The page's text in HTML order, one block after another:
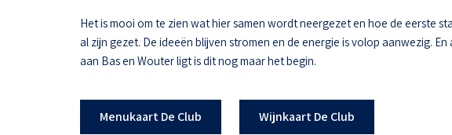
Het is mooi om te zien wat hier samen wordt neergezet en hoe de eerste
al zijn gezet. De ideeën blijven stromen en de energie is volop aanwezig. En
aan Bas en Wouter ligt is dit nog maar het begin.
Menukaart De Club Wijnkaart De Club